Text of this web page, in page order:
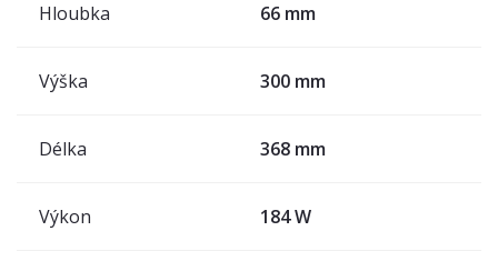
Hloubka 66 mm
Výška 300 mm
Délka 368 mm
Výkon 184 W